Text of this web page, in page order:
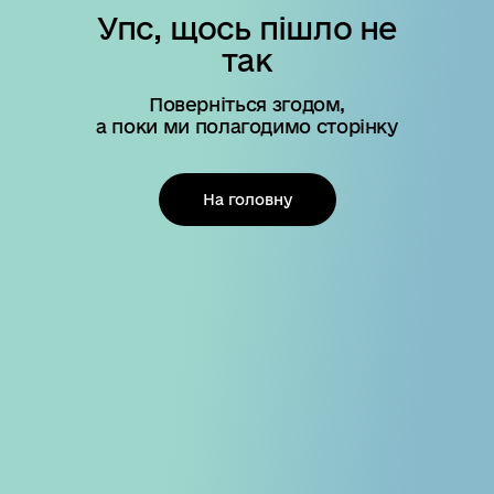
Упс, щось пішло не
так
Поверніться згодом,
а поки ми полагодимо сторінку
На головну